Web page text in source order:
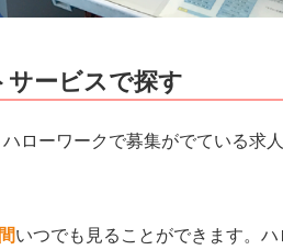
ービスで探す
ローワークで募集がでている求
いつでも見ることができます。